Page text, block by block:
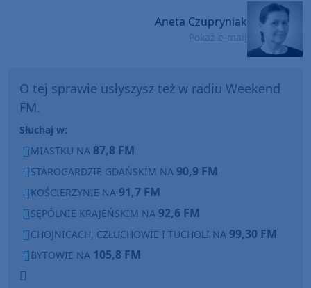
Aneta Czupryniak
Pokaż e-mail
O tej sprawie usłyszysz też w radiu Weekend
FM.
Słuchaj w:
MIASTKU NA 87,8 FM
STAROGARDZIE GDAŃSKIM NA 90,9 FM
KOŚCIERZYNIE NA 91,7 FM
SĘPÓLNIE KRAJEŃSKIM NA 92,6 FM
CHOJNICACH, CZŁUCHOWIE I TUCHOLI NA 99,30 FM
BYTOWIE NA 105,8 FM